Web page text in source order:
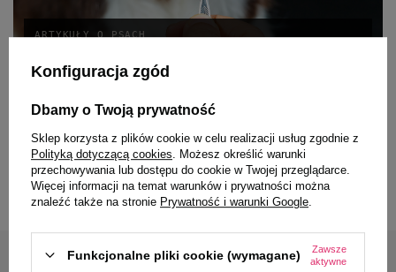
ARTYKUŁY O PSACH
kotów, ponieważ mogą przenosić choroby. Ich aktywność obserwuje się przez cały
Czytaj więcej
Zapisz się do naszego newslettera
Konfiguracja zgód
Dbamy o Twoją prywatność
Sklep korzysta z plików cookie w celu realizacji usług zgodnie z
Polityką dotyczącą cookies . Możesz określić warunki
przechowywania lub dostępu do cookie w Twojej przeglądarce.
Więcej informacji na temat warunków i prywatności można
znaleźć także na stronie Prywatność i warunki Google
Funkcjonalne pliki cookie (wymagane)
Zawsze
aktywne